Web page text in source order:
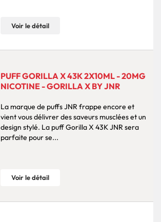
Voir le détail
PUFF GORILLA X 43K 2X10ML - 20MG
NICOTINE - GORILLA X BY JNR
La marque de puffs JNR frappe encore et
vient vous délivrer des saveurs musclées et un
design stylé. La puff Gorilla X 43K JNR sera
parfaite pour se...
Voir le détail